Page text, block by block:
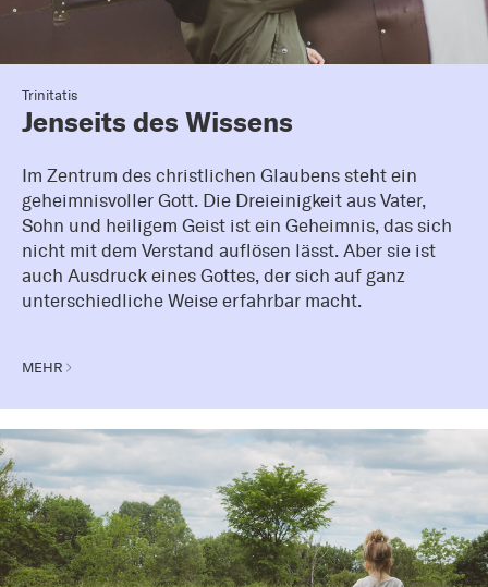
Trinitatis
Jenseits des Wissens
Im Zentrum des christlichen Glaubens steht ein
geheimnisvoller Gott. Die Dreieinigkeit aus Vater,
Sohn und heiligem Geist ist ein Geheimnis, das sich
nicht mit dem Verstand auflösen lässt. Aber sie ist
auch Ausdruck eines Gottes, der sich auf ganz
unterschiedliche Weise erfahrbar macht.
MEHR